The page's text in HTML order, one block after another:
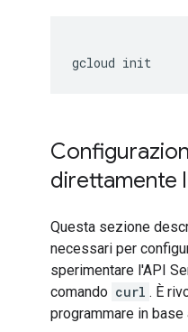
gcloud init
direttamente
Questa sezione
necessari per
sperimentare l'API
comando curl . È
programmare in